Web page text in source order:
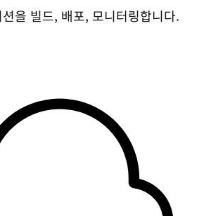
을 빌드, 배포, 모니터링합니다.